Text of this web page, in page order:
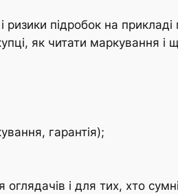
ризики підробок на
як читати маркування і
гарантія);
і для тих, хто